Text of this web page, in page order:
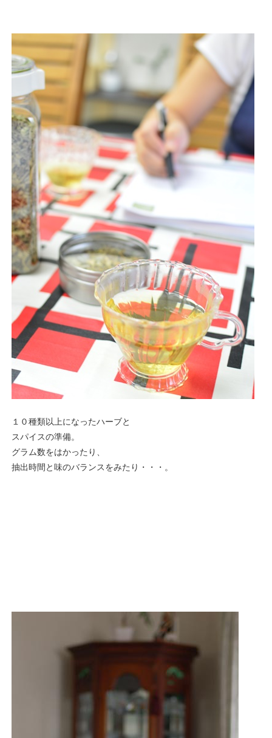
１０種類以上になったハーブと
スパイスの準備。
グラム数をはかったり、
抽出時間と味のバランスをみたり・・・。